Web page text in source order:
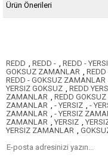
Ürün Önerileri
REDD , REDD - , REDD -
GOKSUZ ZAMANLAR ,
REDD - GOKSUZ ZAMANLAR
YERSIZ GOKSUZ , REDD
ZAMANLAR , REDD GOKSUZ
ZAMANLAR , - YERSIZ , -
ZAMANLAR , - YERSIZ
ZAMANLAR , YERSIZ ,
YERSIZ ZAMANLAR ,